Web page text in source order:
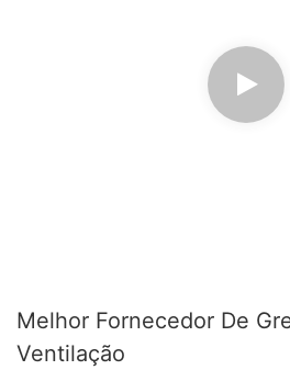
Melhor Fornecedor De
Ventilação